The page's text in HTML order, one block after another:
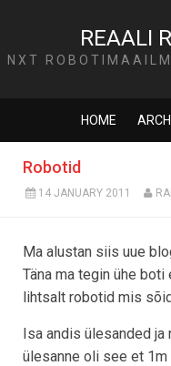
REAALI
NXT
HOME
Robotid
14 JANUARY 2011
Ma alustan siis uue
Täna ma tegin ühe
lihtsalt robotid mis
Isa andis ülesanded
ülesanne oli see et